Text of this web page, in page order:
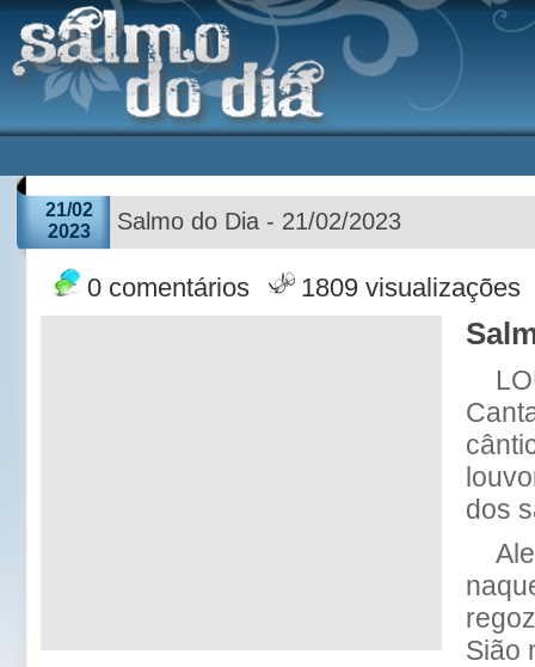
21/02
2023
Salmo do Dia - 21/02/2023
0 comentários 1809 visualizações
dos
Sião